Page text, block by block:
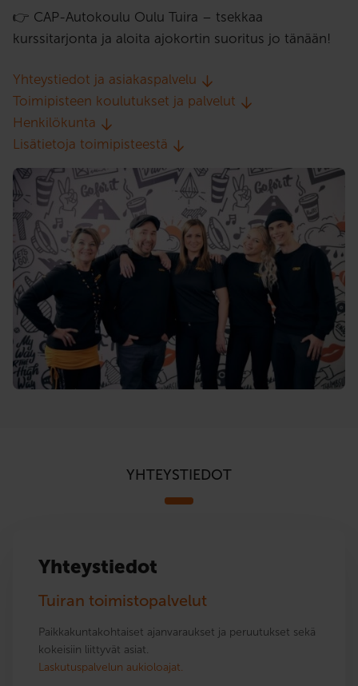
👉 CAP-Autokoulu Oulu Tuira – tsekkaa
kurssitarjonta ja aloita ajokortin suoritus jo tänään!
Yhteystiedot ja asiakaspalvelu
Toimipisteen koulutukset ja palvelut
Henkilökunta
Lisätietoja toimipisteestä
YHTEYSTIEDOT
Yhteystiedot
Tuiran toimistopalvelut
Paikkakuntakohtaiset ajanvaraukset ja peruutukset sekä
kokeisiin liittyvät asiat.
Laskutuspalvelun aukioloajat.